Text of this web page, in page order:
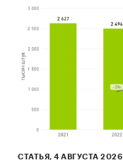
СТАТЬЯ, 4 АВГУСТА 2026